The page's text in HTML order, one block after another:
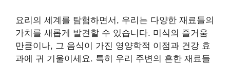
요리의 세계를 탐험하면서, 우리는 다양한 재료들의
가치를 새롭게 발견할 수 있습니다. 미식의 즐거움
만큼이나, 그 음식이 가진 영양학적 이점과 건강 효
과에 귀 기울이세요. 특히 우리 주변의 흔한 재료들